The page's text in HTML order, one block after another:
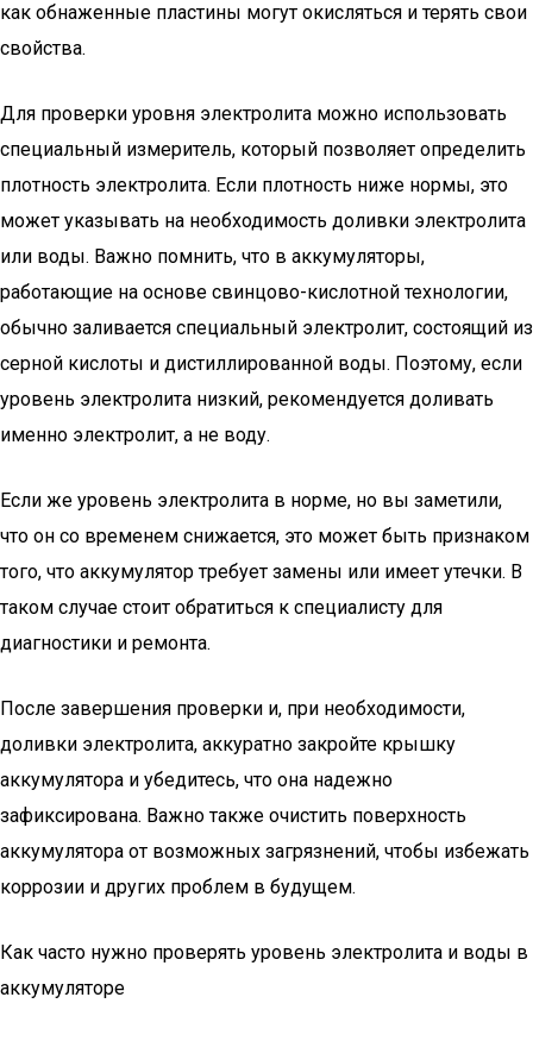
как обнаженные пластины могут окисляться и терять свои
свойства.
Для проверки уровня электролита можно использовать
специальный измеритель, который позволяет определить
плотность электролита. Если плотность ниже нормы, это
может указывать на необходимость доливки электролита
или воды. Важно помнить, что в аккумуляторы,
работающие на основе свинцово-кислотной технологии,
обычно заливается специальный электролит, состоящий из
серной кислоты и дистиллированной воды. Поэтому, если
уровень электролита низкий, рекомендуется доливать
именно электролит, а не воду.
Если же уровень электролита в норме, но вы заметили,
что он со временем снижается, это может быть признаком
того, что аккумулятор требует замены или имеет утечки. В
таком случае стоит обратиться к специалисту для
диагностики и ремонта.
После завершения проверки и, при необходимости,
доливки электролита, аккуратно закройте крышку
аккумулятора и убедитесь, что она надежно
зафиксирована. Важно также очистить поверхность
аккумулятора от возможных загрязнений, чтобы избежать
коррозии и других проблем в будущем.
Как часто нужно проверять уровень электролита и воды в
аккумуляторе